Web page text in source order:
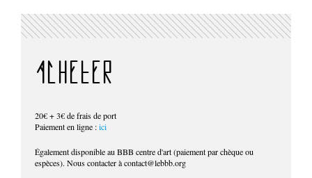
ACHETER
20€ + 3€ de frais de port
Paiement en ligne :ici
Également disponible au BBB centre d'art (paiement par chèque ou
espèces). Nous contacter à contact@lebbb.org